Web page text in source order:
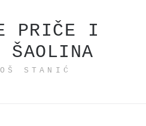
PRIČE I
ŠAOLINA
STANIĆ